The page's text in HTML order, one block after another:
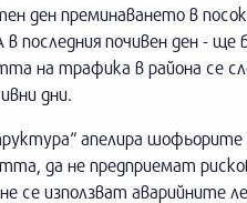
ден преминаването в
последния почивен ден -
на трафика в района се
дни.
апелира
да не предприемат
се използват аварийните